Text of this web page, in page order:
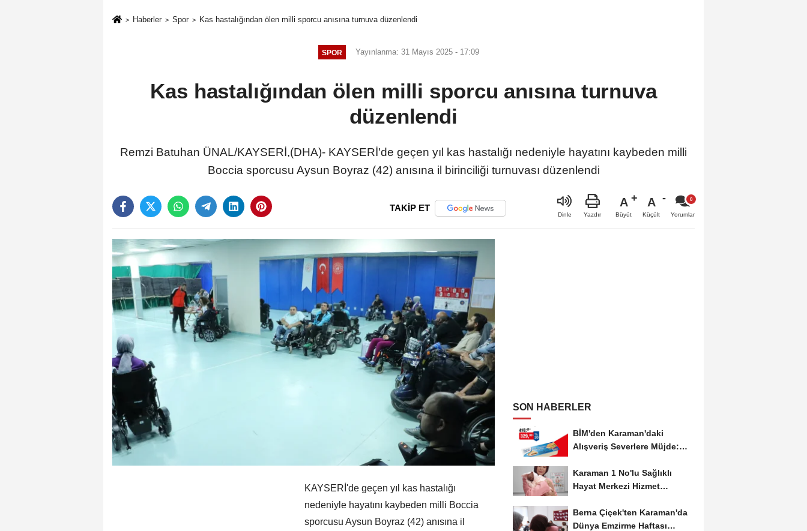
Haberler Spor Kas hastalığından ölen milli sporcu anısına turnuva düzenlendi
SPOR Yayınlanma: 31 Mayıs 2025 - 17:09
Kas hastalığından ölen milli sporcu anısına turnuva
düzenlendi
Remzi Batuhan ÜNAL/KAYSERİ,(DHA)- KAYSERİ'de geçen yıl kas hastalığı nedeniyle hayatını kaybeden milli
Boccia sporcusu Aysun Boyraz (42) anısına il birinciliği turnuvası düzenlendi
TAKİP ET
Dinle Yazdır
A
Büyüt
A
Küçült Yorumlar
KAYSERİ'de geçen yıl kas hastalığı
nedeniyle hayatını kaybeden milli Boccia
sporcusu Aysun Boyraz (42) anısına il
SON HABERLER
BİM'den Karaman'daki
Alışveriş Severlere Müjde:
Karaman 1 No'lu Sağlıklı
Hayat Merkezi Hizmet
Berna Çiçek'ten Karaman'da
Dünya Emzirme Haftası